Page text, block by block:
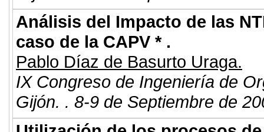
Análisis del Impacto de las
caso de la CAPV * .
Pablo Díaz de Basurto Uraga.
IX Congreso de Ingeniería de
Gijón. . 8-9 de Septiembre de